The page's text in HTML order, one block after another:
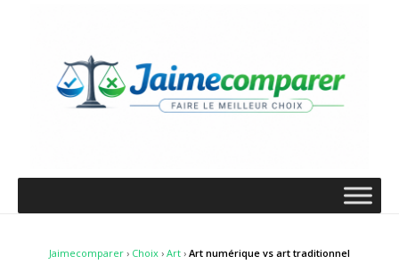
Jaimecomparer › Choix › Art › Art numérique vs art traditionnel